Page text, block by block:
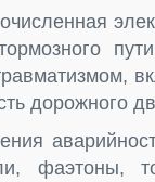
дорожного
фаэтоны,